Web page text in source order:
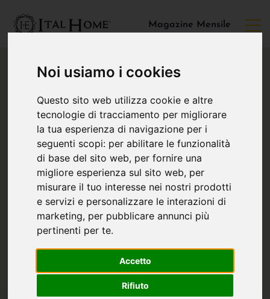
Noi usiamo i cookies
Questo sito web utilizza cookie e altre
tecnologie di tracciamento per migliorare
la tua esperienza di navigazione per i
seguenti scopi: per abilitare le funzionalità
di base del sito web, per fornire una
migliore esperienza sul sito web, per
misurare il tuo interesse nei nostri prodotti
e servizi e personalizzare le interazioni di
marketing, per pubblicare annunci più
pertinenti per te.
Accetto
Rifiuto
Magazine Mensile